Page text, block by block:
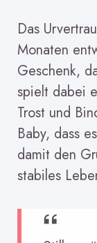
Das
Monaten
Geschenk,
spielt dabei
Trost und
Baby, dass
damit den
stabiles